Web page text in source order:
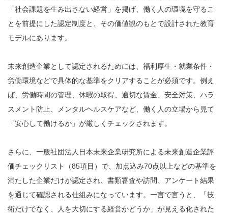
「社会課題を生み出さない経営」を掲げ、働く人の環境を守るこ
とを前提にした認定制度と、その価値観のもとで設計された教育
モデルにあります。
未来創造企業として認定されるためには、福利厚生・就業条件・
労働環境などで具体的な基準をクリアすることが必須です。例え
ば、労働時間の管理、休暇の取得、適切な賃金、安全対策、ハラ
スメント防止、メンタルヘルスケアなど、働く人の立場から見て
「安心して働けるか」が厳しくチェックされます。
さらに、一般社団法人日本未来企業研究所による未来創造企業評
価チェックリスト（85項目）で、加点込み70点以上などの基準を
満たした企業だけが認定され、書類審査や訪問、アンケート結果
を通じて確認される仕組みになっています。一言で言うと、「技
術だけでなく、人を大切にする経営かどうか」が見える化された